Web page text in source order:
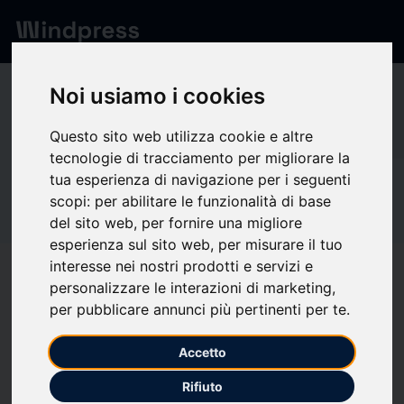
Noi usiamo i cookies
Questo sito web utilizza cookie e altre
tecnologie di tracciamento per migliorare la
tua esperienza di navigazione per i seguenti
scopi: per abilitare le funzionalità di base
del sito web, per fornire una migliore
esperienza sul sito web, per misurare il tuo
interesse nei nostri prodotti e servizi e
personalizzare le interazioni di marketing,
per pubblicare annunci più pertinenti per te.
Accetto
Rifiuto
Network/Society
14
Society verified
14 SEPTEMBRE
MILANO SRL
favorite Follow updates